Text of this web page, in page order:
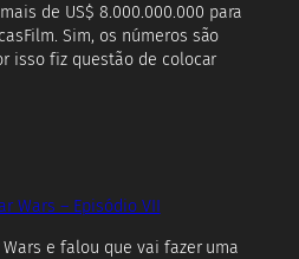
de US$ 8.000.000.000 para
Sim, os números são
isso fiz questão de colocar
Wars – Episódio VII
e falou que vai fazer uma